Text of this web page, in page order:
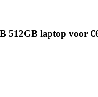
512GB laptop voor